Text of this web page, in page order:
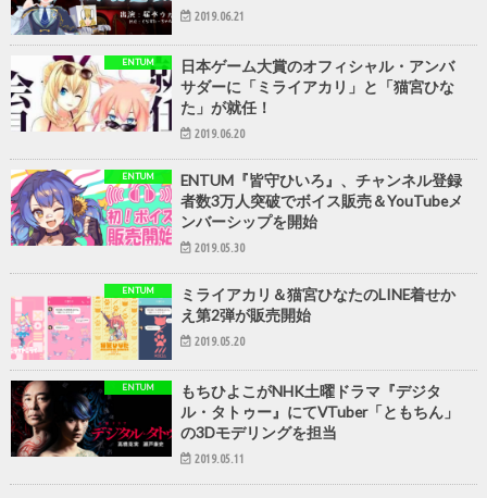
2019.06.21
ENTUM
日本ゲーム大賞のオフィシャル・アンバ
サダーに「ミライアカリ」と「猫宮ひな
た」が就任！
2019.06.20
ENTUM
ENTUM『皆守ひいろ』、チャンネル登録
者数3万人突破でボイス販売＆YouTubeメ
ンバーシップを開始
2019.05.30
ENTUM
ミライアカリ＆猫宮ひなたのLINE着せか
え第2弾が販売開始
2019.05.20
ENTUM
もちひよこがNHK土曜ドラマ『デジタ
ル・タトゥー』にてVTuber「ともちん」
の3Dモデリングを担当
2019.05.11